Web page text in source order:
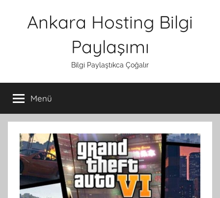
Ankara Hosting Bilgi
Paylaşımı
Bilgi Paylaştıkca Çoğalır
Menü